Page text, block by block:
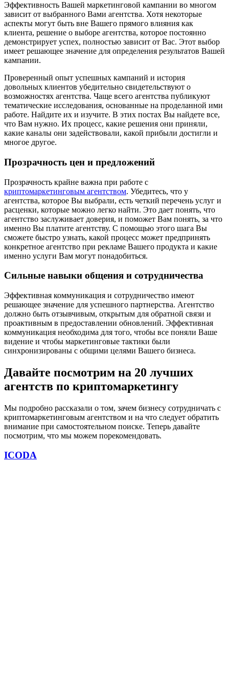
Эффективность Вашей маркетинговой кампании во многом
зависит от выбранного Вами агентства. Хотя некоторые
аспекты могут быть вне Вашего прямого влияния как
клиента, решение о выборе агентства, которое постоянно
демонстрирует успех, полностью зависит от Вас. Этот выбор
имеет решающее значение для определения результатов Вашей
кампании.
Проверенный опыт успешных кампаний и история
довольных клиентов убедительно свидетельствуют о
возможностях агентства. Чаще всего агентства публикуют
тематические исследования, основанные на проделанной ими
работе. Найдите их и изучите. В этих постах Вы найдете все,
что Вам нужно. Их процесс, какие решения они приняли,
какие каналы они задействовали, какой прибыли достигли и
многое другое.
Прозрачность цен и предложений
Прозрачность крайне важна при работе с
криптомаркетинговым агентством. Убедитесь, что у
агентства, которое Вы выбрали, есть четкий перечень услуг и
расценки, которые можно легко найти. Это дает понять, что
агентство заслуживает доверия, и поможет Вам понять, за что
именно Вы платите агентству. С помощью этого шага Вы
сможете быстро узнать, какой процесс может предпринять
конкретное агентство при рекламе Вашего продукта и какие
именно услуги Вам могут понадобиться.
Сильные навыки общения и сотрудничества
Эффективная коммуникация и сотрудничество имеют
решающее значение для успешного партнерства. Агентство
должно быть отзывчивым, открытым для обратной связи и
проактивным в предоставлении обновлений. Эффективная
коммуникация необходима для того, чтобы все поняли Ваше
видение и чтобы маркетинговые тактики были
синхронизированы с общими целями Вашего бизнеса.
Давайте посмотрим на 20 лучших
агентств по криптомаркетингу
Мы подробно рассказали о том, зачем бизнесу сотрудничать с
криптомаркетинговым агентством и на что следует обратить
внимание при самостоятельном поиске. Теперь давайте
посмотрим, что мы можем порекомендовать.
ICODA